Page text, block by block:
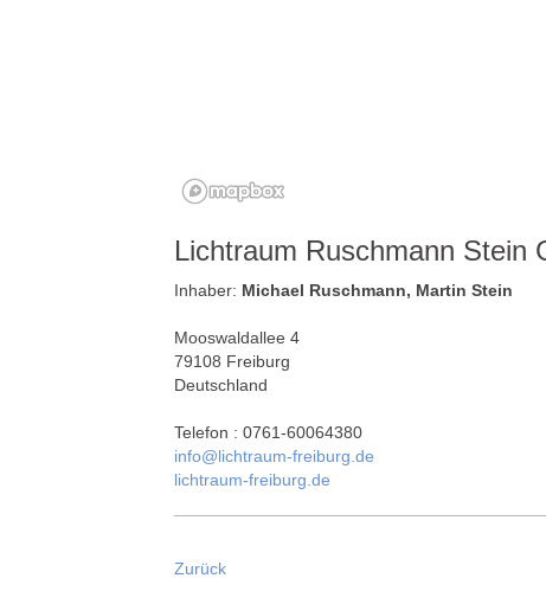
Lichtraum Ruschmann Stein
Inhaber: Michael Ruschmann, Martin Stein
Mooswaldallee 4
79108 Freiburg
Deutschland
Telefon : 0761-60064380
info@lichtraum-freiburg.de
lichtraum-freiburg.de
Zurück